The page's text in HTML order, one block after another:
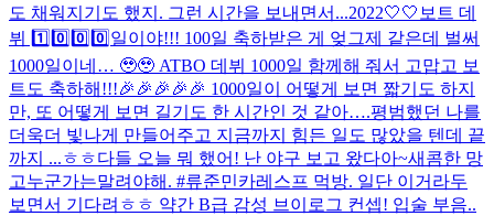
도 채워지기도 했지. 그런 시간을 보내면서...2022🤍🤍 보트 데
뷔 1️⃣0️⃣0️⃣0️⃣일이야!!! 100일 축하받은 게 엊그제 같은데 벌써
1000일이네… 🥹🥹 ATBO 데뷔 1000일 함께해 줘서 고맙고 보
트도 축하해!!!🎉🎉🎉🎉🎉 1000일이 어떻게 보면 짧기도 하지
만, 또 어떻게 보면 길기도 한 시간인 것 같아….평범했던 나를
더욱더 빛나게 만들어주고 지금까지 힘든 일도 많았을 텐데 끝
까지 ...ㅎㅎ다들 오늘 뭐 했어! 난 야구 보고 왔다아~새콤한 망
고누군가는말려야해. #류준민카레스프 먹방. 일단 이거라두
보면서 기다려ㅎㅎ 약간 B급 감성 브이로그 컨셉! 입술 부음..